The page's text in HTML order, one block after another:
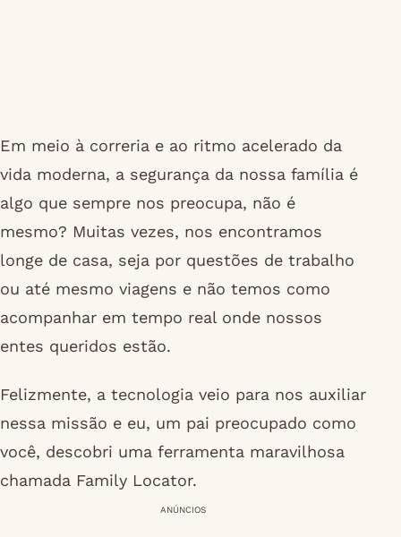
Em meio à correria e ao ritmo acelerado da
vida moderna, a segurança da nossa família é
algo que sempre nos preocupa, não é
mesmo? Muitas vezes, nos encontramos
longe de casa, seja por questões de trabalho
ou até mesmo viagens e não temos como
acompanhar em tempo real onde nossos
entes queridos estão.
Felizmente, a tecnologia veio para nos auxiliar
nessa missão e eu, um pai preocupado como
você, descobri uma ferramenta maravilhosa
chamada Family Locator.
ANÚNCIOS